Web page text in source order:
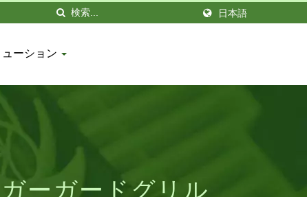
日本語
ューション
ーガードグリル